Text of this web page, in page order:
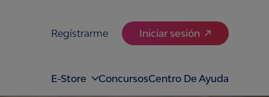
Regístrarme Iniciar sesión
E-Store ConcursosCentro De Ayuda